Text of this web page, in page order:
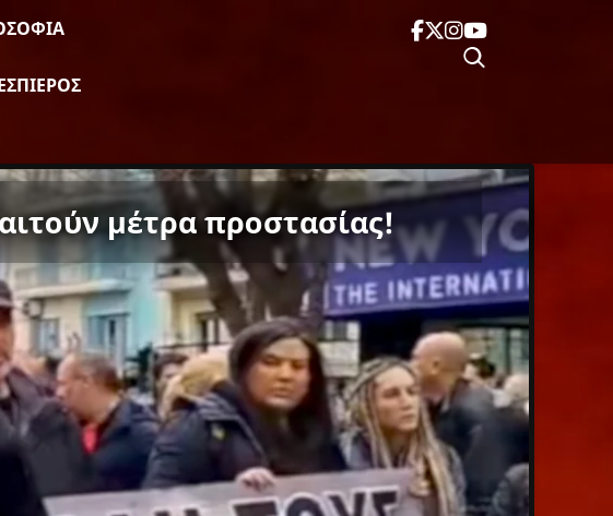
μέτρα προστασίας!